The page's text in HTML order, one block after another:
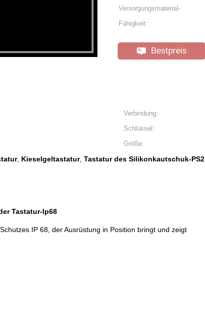
Versorgungsmaterial-
Fähigkeit:
Bestpreis
Verbindung:
Schlüssel:
Größe:
, Kieselgeltastatur, Tastatur des Silikonkautschuk-PS2
Tastatur-Ip68
IP 68, der Ausrüstung in Position bringt und zeigt